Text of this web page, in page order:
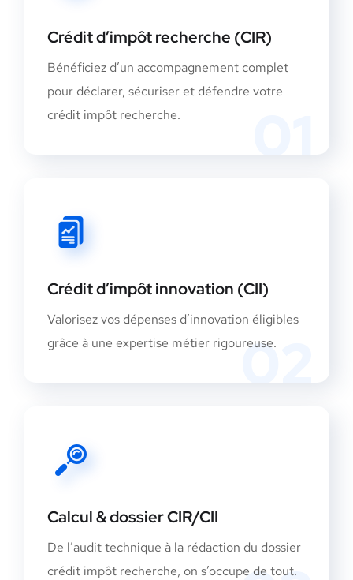
Crédit d’impôt recherche (CIR)
Bénéficiez d’un accompagnement complet
pour déclarer, sécuriser et défendre votre
crédit impôt recherche.
02
Crédit d’impôt innovation (CII)
Valorisez vos dépenses d’innovation éligibles
grâce à une expertise métier rigoureuse.
Calcul & dossier CIR/CII
De l’audit technique à la rédaction du dossier
crédit impôt recherche, on s’occupe de tout.